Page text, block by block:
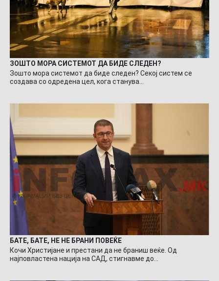
ЗОШТО МОРА СИСТЕМОТ ДА БИДЕ СЛЕДЕН?
Зошто мора системот да биде следен? Секој систем се
создава со одредена цел, кога станува…
БАТЕ, БАТЕ, НЕ НЕ БРАНИ ПОВЕЌЕ
Кочи Христијане и престани да не браниш веќе. Од
најповластена нација на САД, стигнавме до…